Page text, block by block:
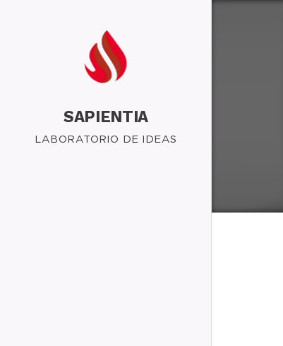
SAPIENTIA
LABORATORIO DE IDEAS